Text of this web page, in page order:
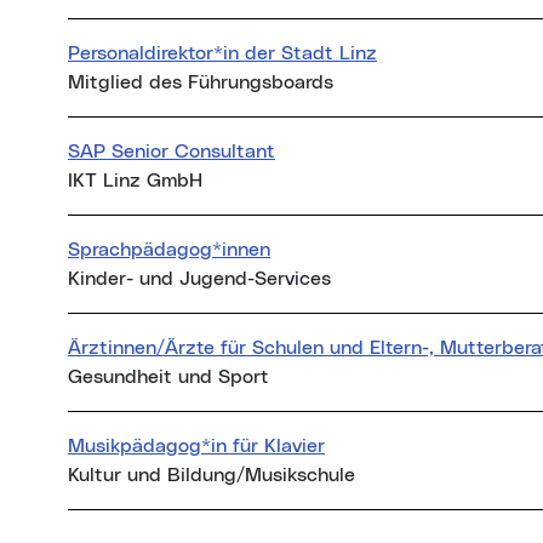
Personaldirektor*in der Stadt Linz
Mitglied des Führungsboards
SAP Senior Consultant
IKT Linz GmbH
Sprachpädagog*innen
Kinder- und Jugend-Services
Ärztinnen/Ärzte für Schulen und Eltern-,
Gesundheit und Sport
Musikpädagog*in für Klavier
Kultur und Bildung/Musikschule